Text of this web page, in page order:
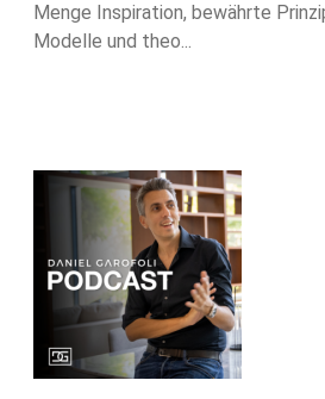
Menge Inspiration, bewährte
Modelle und theo...